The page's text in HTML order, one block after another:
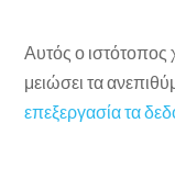
Αυτός ο ιστότοπος
μειώσει τα
επεξεργασία τα